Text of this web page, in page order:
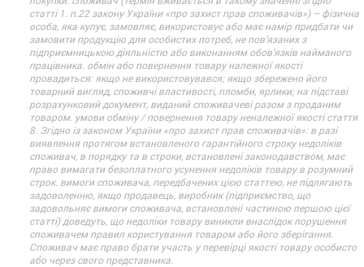
статті 1. п.22 закону України «про захист прав споживачів») – фізична
особа, яка купує, замовляє, використовує або має намір придбати чи
замовити продукцію для особистих потреб, не пов’язаних з
підприємницькою діяльністю або виконанням обов’язків найманого
працівника. обмін або повернення товару належної якості
провадиться: якщо не використовувався; якщо збережено його
товарний вигляд, споживчі властивості, пломби, ярлики; на підставі
розрахунковий документ, виданий споживачеві разом з проданим
товаром. умови обміну / повернення товару неналежної якості стаття
8. Згідно із законом України «про захист прав споживачів»: в разі
виявлення протягом встановленого гарантійного строку недоліків
споживач, в порядку та в строки, встановлені законодавством, має
право вимагати безоплатного усунення недоліків товару в розумний
строк. вимоги споживача, передбачених цією статтею, не підлягають
задоволенню, якщо продавець, виробник (підприємство, що
задовольняє вимоги споживача, встановлені частиною першою цієї
статті) доведуть, що недоліки товару виникли внаслідок порушення
споживачем правил користування товаром або його зберігання.
Споживач має право брати участь у перевірці якості товару особисто
або через свого представника.